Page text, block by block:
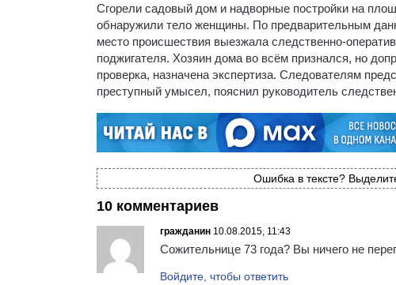
Сгорели садовый дом и надворные постройки на
обнаружили тело женщины. По предварительным
место происшествия выезжала следственно-
поджигателя. Хозяин дома во всём признался, но
проверка, назначена экспертиза. Следователям
преступный умысел, пояснил руководитель
Ошибка в тексте?
10 комментариев
гражданин 10.08.2015, 11:43
Сожительнице 73 года? Вы ничего не
Войдите, чтобы ответить